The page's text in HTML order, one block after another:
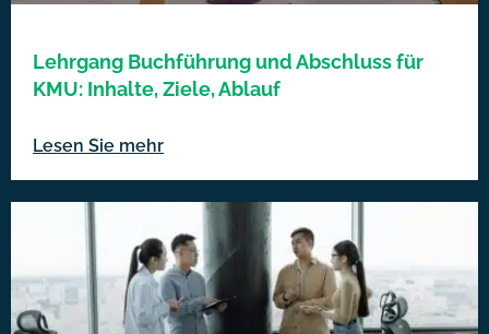
Lehrgang Buchführung und Abschluss für
KMU: Inhalte, Ziele, Ablauf
Lesen Sie mehr